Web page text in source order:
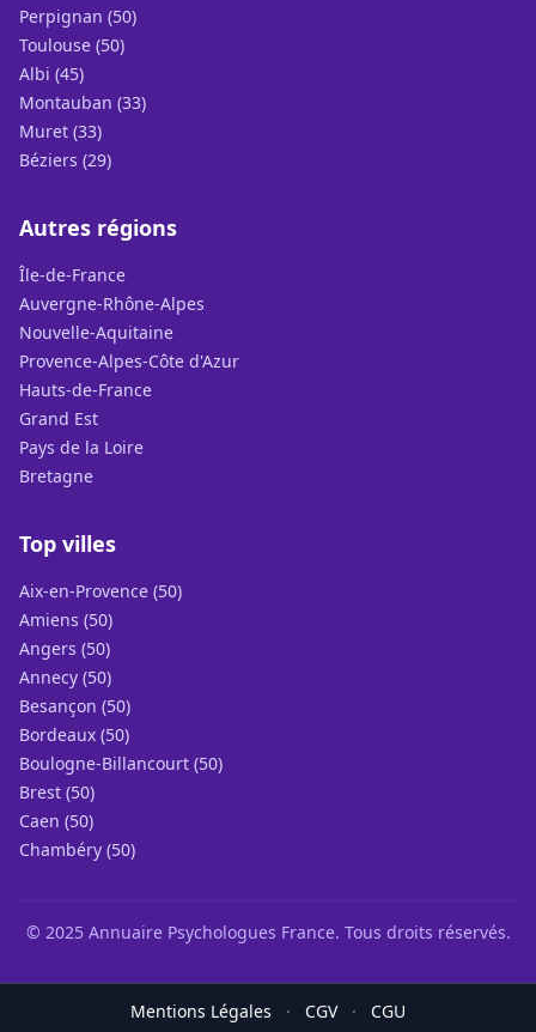
Perpignan (50)
Toulouse (50)
Albi (45)
Montauban (33)
Muret (33)
Béziers (29)
Autres régions
Île-de-France
Auvergne-Rhône-Alpes
Nouvelle-Aquitaine
Provence-Alpes-Côte d'Azur
Hauts-de-France
Grand Est
Pays de la Loire
Bretagne
Top villes
Aix-en-Provence (50)
Amiens (50)
Angers (50)
Annecy (50)
Besançon (50)
Bordeaux (50)
Boulogne-Billancourt (50)
Brest (50)
Caen (50)
Chambéry (50)
© 2025 Annuaire Psychologues France. Tous droits réservés.
Mentions Légales · CGV · CGU